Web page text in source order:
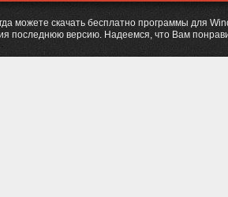
можете скачать бесплатно программы для
последнюю версию. Надеемся, что Вам